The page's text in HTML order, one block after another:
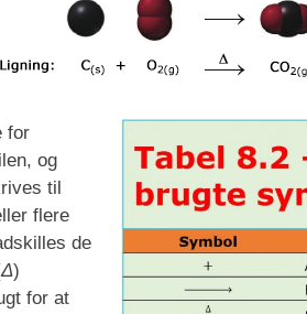
for
og
til
flere
de
Δ)
for at